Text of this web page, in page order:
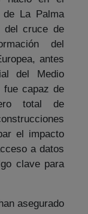
La Palma
del cruce de
del
antes
del Medio
fue capaz de
total de
el impacto
a datos
clave para
asegurado